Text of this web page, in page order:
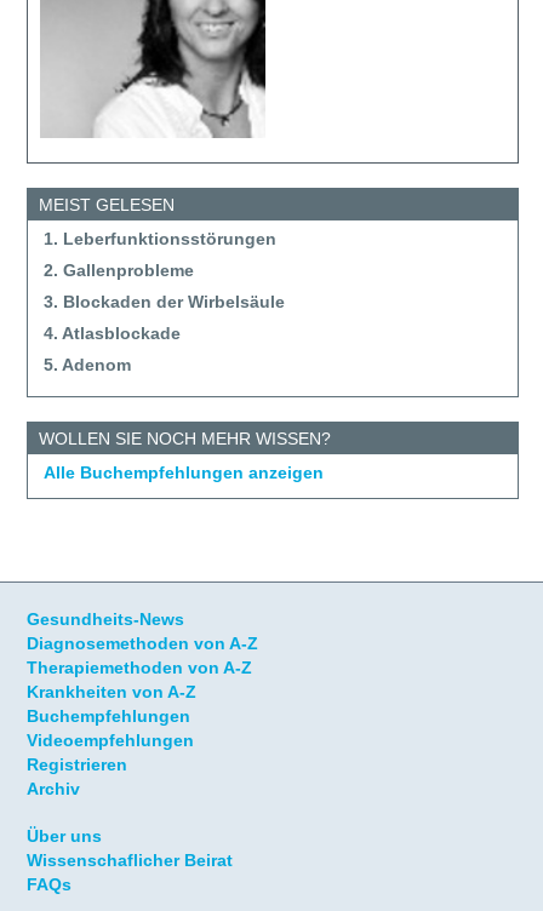
MEIST GELESEN
1. Leberfunktionsstörungen
2. Gallenprobleme
3. Blockaden der Wirbelsäule
4. Atlasblockade
5. Adenom
WOLLEN SIE NOCH MEHR WISSEN?
Alle Buchempfehlungen anzeigen
Gesundheits-News
Diagnosemethoden von A-Z
Therapiemethoden von A-Z
Krankheiten von A-Z
Buchempfehlungen
Videoempfehlungen
Registrieren
Archiv
Über uns
Wissenschaflicher Beirat
FAQs